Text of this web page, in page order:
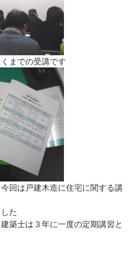
までの受講です
回は戸建木造に住宅に関する講
た
築士は３年に一度の定期講習と